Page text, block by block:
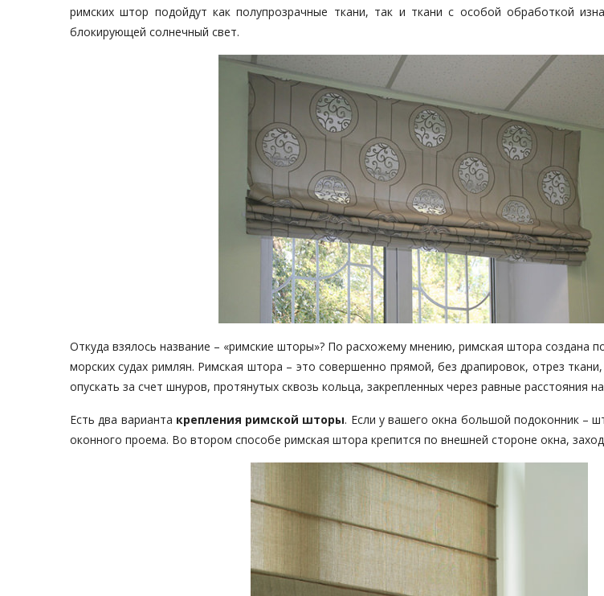
римских штор подойдут как полупрозрачные ткани, так и ткани с особой обработкой
блокирующей солнечный свет.
Откуда взялось название – «римские шторы»? По расхожему мнению, римская штора создана
морских судах римлян. Римская штора – это совершенно прямой, без драпировок, отрез
опускать за счет шнуров, протянутых сквозь кольца, закрепленных через равные расстояния
Есть два варианта крепления римской шторы. Если у вашего окна большой подоконник –
оконного проема. Во втором способе римская штора крепится по внешней стороне окна,